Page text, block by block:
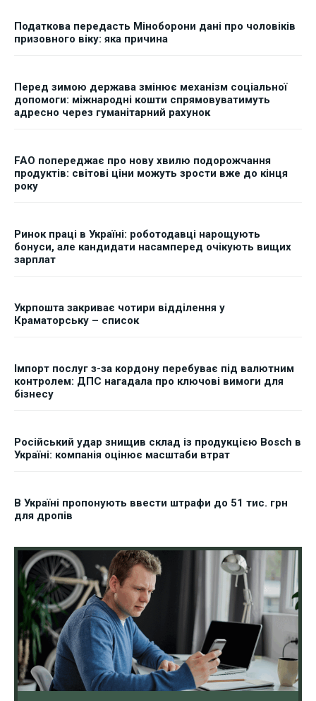
Податкова передасть Міноборони дані про чоловіків
призовного віку: яка причина
Перед зимою держава змінює механізм соціальної
допомоги: міжнародні кошти спрямовуватимуть
адресно через гуманітарний рахунок
FAO попереджає про нову хвилю подорожчання
продуктів: світові ціни можуть зрости вже до кінця
року
Ринок праці в Україні: роботодавці нарощують
бонуси, але кандидати насамперед очікують вищих
зарплат
Укрпошта закриває чотири відділення у
Краматорську – список
Імпорт послуг з-за кордону перебуває під валютним
контролем: ДПС нагадала про ключові вимоги для
бізнесу
Російський удар знищив склад із продукцією Bosch в
Україні: компанія оцінює масштаби втрат
В Україні пропонують ввести штрафи до 51 тис. грн
для дропів